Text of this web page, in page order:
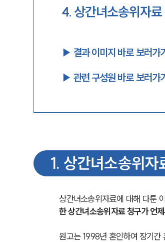
4. 상간녀소송위자료
▶︎ 결과 이미지 바로 보러가
▶︎ 관련 구성원 바로 보러가
1. 상간녀소송위자
상간녀소송위자료에 대해 다툰
한 상간녀소송위자료 청구가 언
원고는 1998년 혼인하여 장기간